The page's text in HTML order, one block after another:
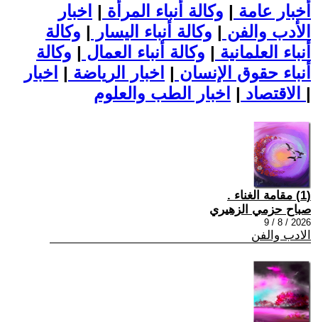
أخبار عامة | وكالة أنباء المرأة | اخبار
الأدب والفن | وكالة أنباء اليسار | وكالة
أنباء العلمانية | وكالة أنباء العمال | وكالة
أنباء حقوق الإنسان | اخبار الرياضة | اخبار
الاقتصاد | |
(1) مقامة الغناء .
صباح حزمي الزهيري
2026 / 8 / 9
الادب والفن